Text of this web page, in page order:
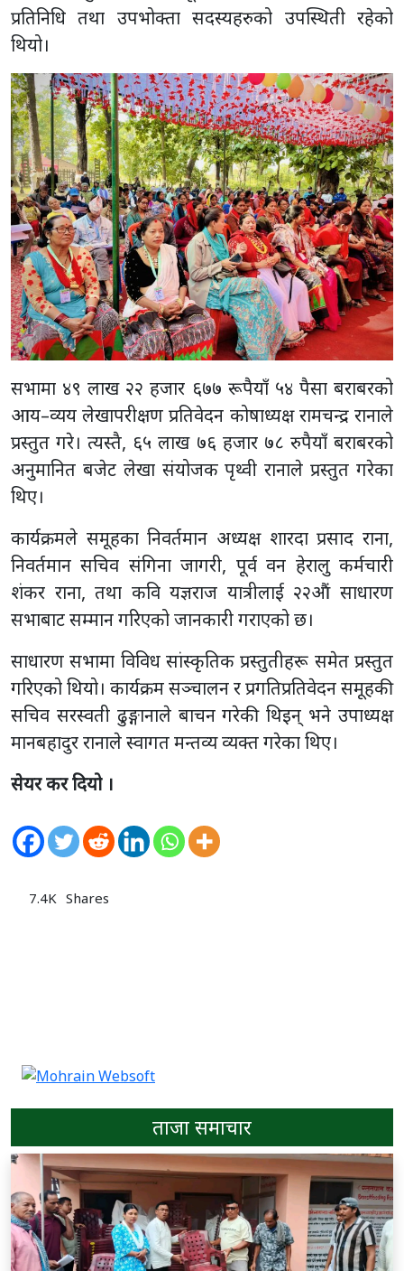
प्रतिनिधि तथा उपभोक्ता सदस्यहरुको उपस्थिती रहेको
थियो।
सभामा ४९ लाख २२ हजार ६७७ रूपैयाँ ५४ पैसा बराबरको
आय–व्यय लेखापरीक्षण प्रतिवेदन कोषाध्यक्ष रामचन्द्र रानाले
प्रस्तुत गरे। त्यस्तै, ६५ लाख ७६ हजार ७८ रुपैयाँ बराबरको
अनुमानित बजेट लेखा संयोजक पृथ्वी रानाले प्रस्तुत गरेका
थिए।
कार्यक्रमले समूहका निवर्तमान अध्यक्ष शारदा प्रसाद राना,
निवर्तमान सचिव संगिना जागरी, पूर्व वन हेरालु कर्मचारी
शंकर राना, तथा कवि यज्ञराज यात्रीलाई २२‍औं साधारण
सभाबाट सम्मान गरिएको जानकारी गराएको छ।
साधारण सभामा विविध सांस्कृतिक प्रस्तुतीहरू समेत प्रस्तुत
गरिएको थियो। कार्यक्रम सञ्चालन र प्रगतिप्रतिवेदन समूहकी
सचिव सरस्वती ढुङ्गानाले बाचन गरेकी थिइन् भने उपाध्यक्ष
मानबहादुर रानाले स्वागत मन्तव्य व्यक्त गरेका थिए।
सेयर कर दियो ।
7.4K Shares
ताजा समाचार